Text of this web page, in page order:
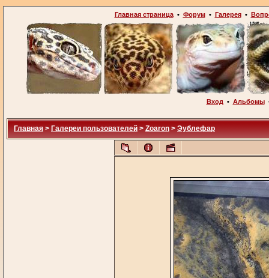
Главная страница• Форум• Галерея•
Вход • Альбомы
Главная > Галереи пользователей > Zoaron > Эублефар